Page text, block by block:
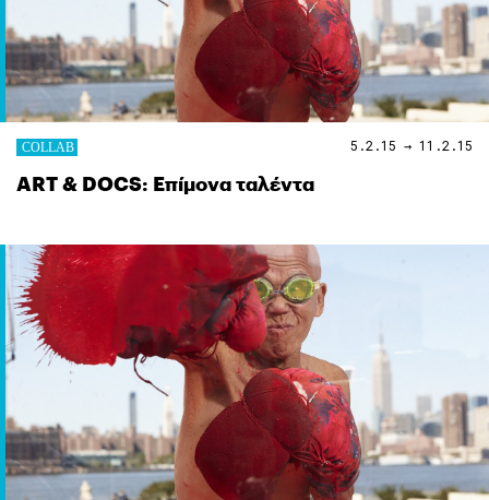
5.2.15 → 11.2.15
ART & DOCS: Επίμονα ταλέντα